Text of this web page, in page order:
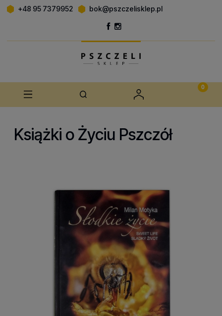
+48 95 7379952 bok@pszczelisklep.pl
Książki o Życiu Pszczół